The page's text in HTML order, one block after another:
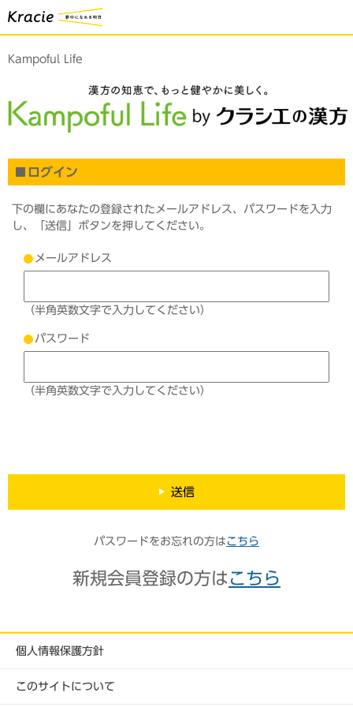
Kampoful Life
ログイン
下の欄にあなたの登録されたメールアドレス、パスワードを入力
し、「送信」ボタンを押してください。
メールアドレス
（半角英数文字で入力してください）
パスワード
（半角英数文字で入力してください）
送信
パスワードをお忘れの方は こちら
新規会員登録の方は こちら
個人情報保護方針
このサイトについて